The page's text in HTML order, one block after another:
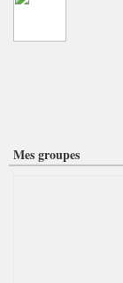
Mes groupes